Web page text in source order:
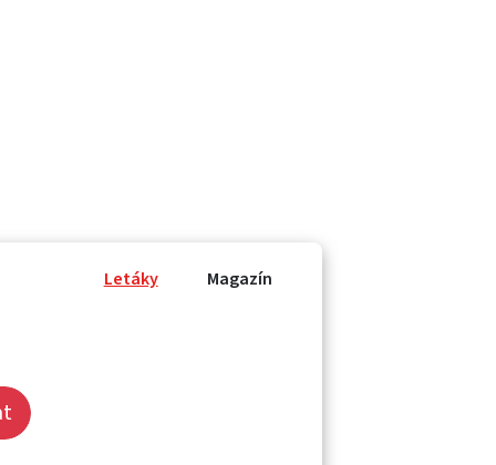
Letáky Magazín